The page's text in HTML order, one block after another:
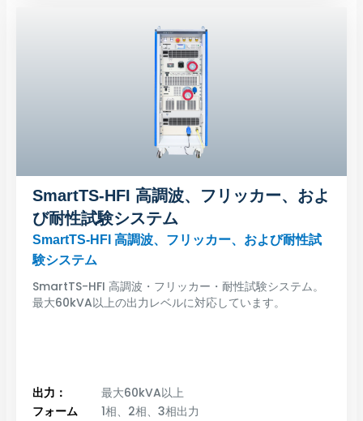
SmartTS-HFI 高調波、フリッカー、およ
び耐性試験システム
SmartTS-HFI 高調波、フリッカー、および耐性試
験システム
SmartTS-HFI 高調波・フリッカー・耐性試験システム。
最大60kVA以上の出力レベルに対応しています。
出力：
最大60kVA以上
フォーム
1相、2相、3相出力